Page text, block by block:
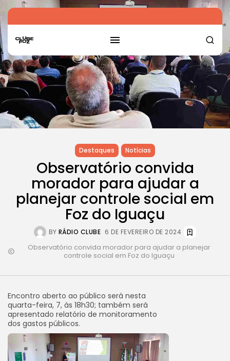
Destaques Notícias
Observatório convida
morador para ajudar a
planejar controle social em
Foz do Iguaçu
BY RÁDIO CLUBE 6 DE FEVEREIRO DE 2024
Observatório convida morador para ajudar a planejar
controle social em Foz do Iguaçu
Encontro aberto ao público será nesta
quarta-feira, 7, às 18h30; também será
apresentado relatório de monitoramento
dos gastos públicos.